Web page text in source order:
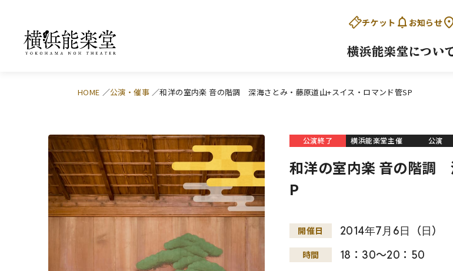
チケット お知らせ
横浜能楽堂につい
HOME 公演・催事 和洋の室内楽 音の階調 深海さとみ・藤原道山+スイス・ロマンド管SP
公演終了 横浜能楽堂主催 公演
和洋の室内楽 音の階調
P
開催日 2014年7月 6日 （日）
時間 18：30～20：50